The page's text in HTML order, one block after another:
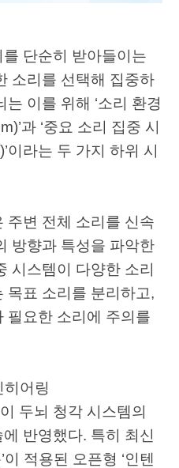
단순히 받아들이는
소리를 선택해 집중하
이를 위해 ‘소리 환경
과 ‘중요 소리 집중 시
이라는 두 가지 하위 시
주변 전체 소리를 신속
방향과 특성을 파악한
시스템이 다양한 소리
목표 소리를 분리하고,
필요한 소리에 주의를
어링
두뇌 청각 시스템의
반영했다. 특히 최신
이 적용된 오픈형 ‘인텐